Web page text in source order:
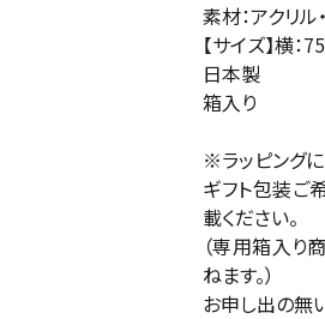
素材：アクリル
【サイズ】横
日本製
箱入り
※ラッピング
ギフト包装ご
載ください。
（専用箱入り
ねます。）
お申し出の無